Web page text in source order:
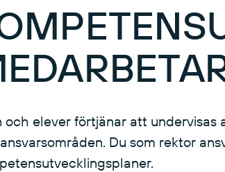
och elever förtjänar att
Du som rektor